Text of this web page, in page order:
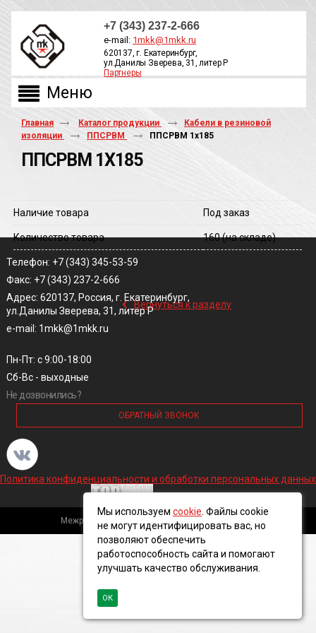
+7 (343) 237-2-666
e-mail: 1mkk@1mkk.ru
620137, г. Екатеринбург,
ул.Данилы Зверева, 31, литер Р
Партнеры
Главная Каталог продукции
Кабели в резиновой
изоляции
ППСРВМ ППСРВМ 1х185
ППСРВМ 1Х185
Наличие товара Под заказ
Количество товара 160(на складе)
‹ Вернуться к разделу
Телефон: +7 (343) 345-53-59
Факс: +7 (343) 237-2-666
Адрес: 620137, Россия, г. Екатеринбург,
ул.Данилы Зверева, 31, литер Р
e-mail: 1mkk@1mkk.ru
Пн-Пт: с 9:00-18:00
Сб-Вс - выходные
Не дозвонились?
ОБРАТНЫЙ ЗВОНОК
Политика конфиденциальности и обработки персональных данных
Межрегиональная кабельная компания, 2016 ©
Мы используем cookie . Файлы cookie
не могут идентифицировать вас, но
позволяют обеспечить
работоспособность сайта и помогают
улучшать качество обслуживания.
ОК